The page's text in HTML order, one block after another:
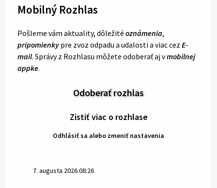
Mobilný Rozhlas
Pošleme vám aktuality, dôležité oznámenia,
pripomienky pre zvoz odpadu a udalosti a viac cez E-
mail. Správy z Rozhlasu môžete odoberať aj vmobilnej
appke.
Odoberať rozhlas
Zistiť viac o rozhlase
Odhlásiť sa alebo zmeniť nastavenia
7. augusta 2026 08:26